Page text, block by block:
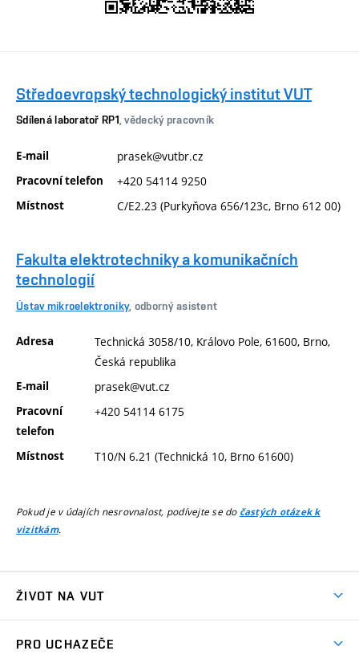
Středoevropský technologický institut VUT
Sdílená laboratoř RP1, vědecký pracovník
E-mail prasek@vutbr.cz
Pracovní telefon +420 54114 9250
Místnost C/E2.23 (Purkyňova 656/123c, Brno 612 00)
Fakulta elektrotechniky a komunikačních
technologií
Ústav mikroelektroniky, odborný asistent
Adresa
Technická 3058/10, Královo Pole, 61600, Brno,
Česká republika
E-mail prasek@vut.cz
Pracovní
telefon
+420 54114 6175
Místnost T10/N 6.21 (Technická 10, Brno 61600)
Pokud je v údajích nesrovnalost, podívejte se do častých otázek k
vizitkám.
ŽIVOT NA VUT
PRO UCHAZEČE